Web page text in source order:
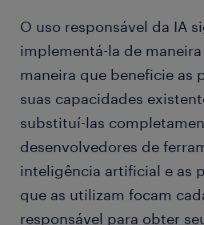
O uso responsável da IA
implementá-la de
maneira que beneficie as
suas capacidades
substituí-las
desenvolvedores de
inteligência artificial e as
que as utilizam focam
responsável para obter